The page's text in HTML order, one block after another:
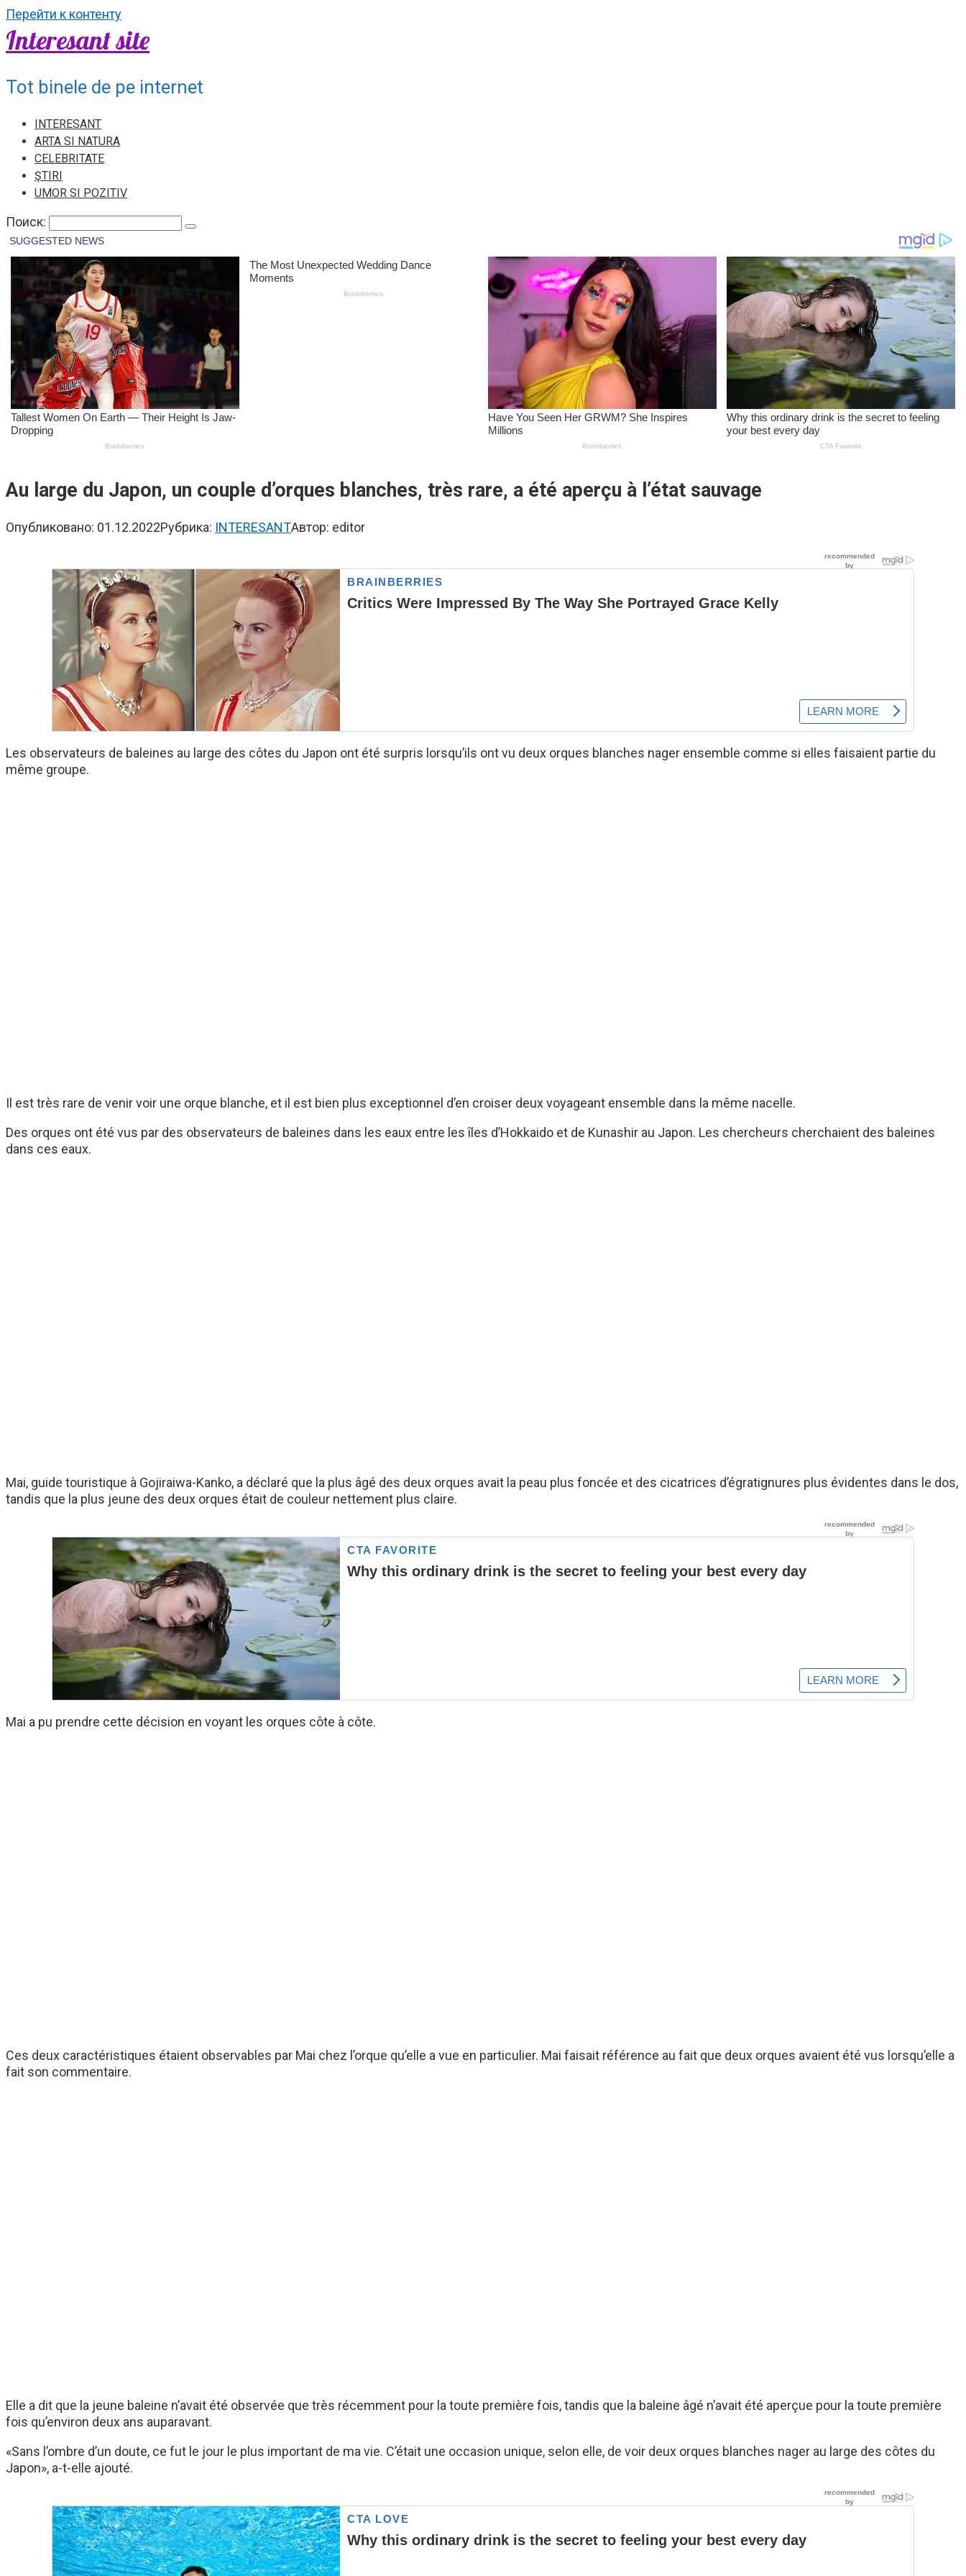
Перейти к контенту
Interesant site
Tot binele de pe internet
INTERESANT
ARTA SI NATURA
CELEBRITATE
ŞTIRI
UMOR SI POZITIV
Поиск:
Au large du Japon, un couple d’orques blanches, très rare, a été aperçu à l’état sauvage
Опубликовано: 01.12.2022Рубрика: INTERESANTАвтор: editor
Les observateurs de baleines au large des côtes du Japon ont été surpris lorsqu’ils ont vu deux orques blanches nager ensemble comme si elles faisaient partie du
même groupe.
Il est très rare de venir voir une orque blanche, et il est bien plus exceptionnel d’en croiser deux voyageant ensemble dans la même nacelle.
Des orques ont été vus par des observateurs de baleines dans les eaux entre les îles d’Hokkaido et de Kunashir au Japon. Les chercheurs cherchaient des baleines
dans ces eaux.
Mai, guide touristique à Gojiraiwa-Kanko, a déclaré que la plus âgé des deux orques avait la peau plus foncée et des cicatrices d’égratignures plus évidentes dans le dos,
tandis que la plus jeune des deux orques était de couleur nettement plus claire.
Mai a pu prendre cette décision en voyant les orques côte à côte.
Ces deux caractéristiques étaient observables par Mai chez l’orque qu’elle a vue en particulier. Mai faisait référence au fait que deux orques avaient été vus lorsqu’elle a
fait son commentaire.
Elle a dit que la jeune baleine n’avait été observée que très récemment pour la toute première fois, tandis que la baleine âgé n’avait été aperçue pour la toute première
fois qu’environ deux ans auparavant.
«Sans l’ombre d’un doute, ce fut le jour le plus important de ma vie. C’était une occasion unique, selon elle, de voir deux orques blanches nager au large des côtes du
Japon», a-t-elle ajouté.